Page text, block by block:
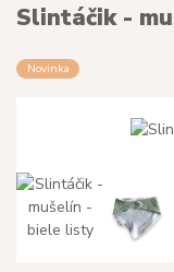
Slintáčik -
Novinka